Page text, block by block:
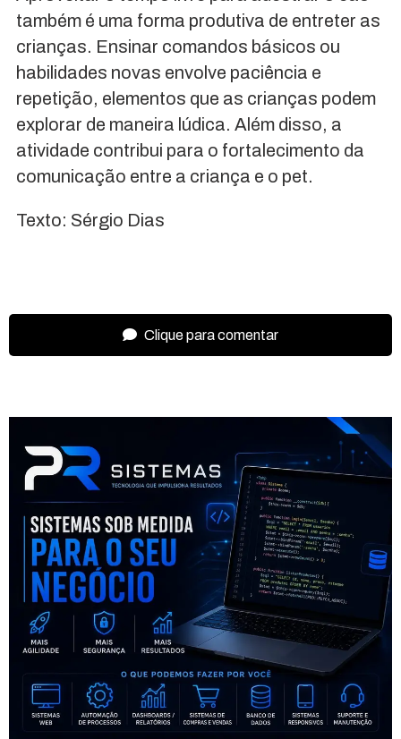
também é uma forma produtiva de entreter as
crianças. Ensinar comandos básicos ou
habilidades novas envolve paciência e
repetição, elementos que as crianças podem
explorar de maneira lúdica. Além disso, a
atividade contribui para o fortalecimento da
comunicação entre a criança e o pet.
Texto: Sérgio Dias
Clique para comentar